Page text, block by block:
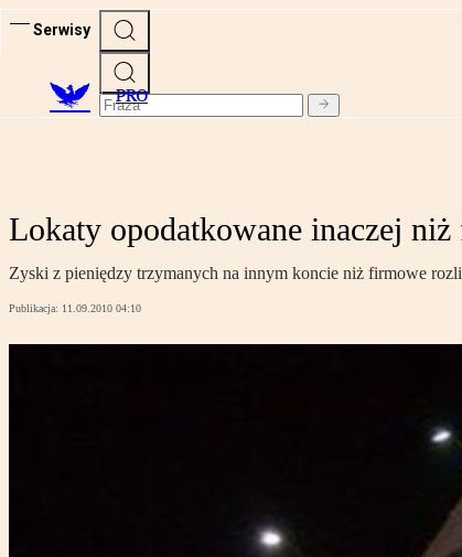
Serwisy
PRO
Lokaty opodatkowane inaczej
Zyski z pieniędzy trzymanych na innym koncie niż firmowe
Publikacja: 11.09.2010 04:10